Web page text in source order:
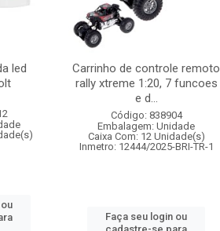
led
Carrinho de controle remoto
rally xtreme 1:20, 7 funcoes
e d...
Código: 838904
Embalagem: Unidade
Caixa Com: 12 Unidade(s)
Inmetro: 12444/2025-BRI-TR-1
Faça seu login ou